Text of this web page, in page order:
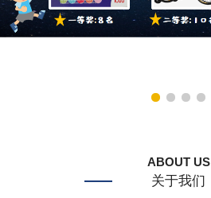
ABOUT US
关于我们